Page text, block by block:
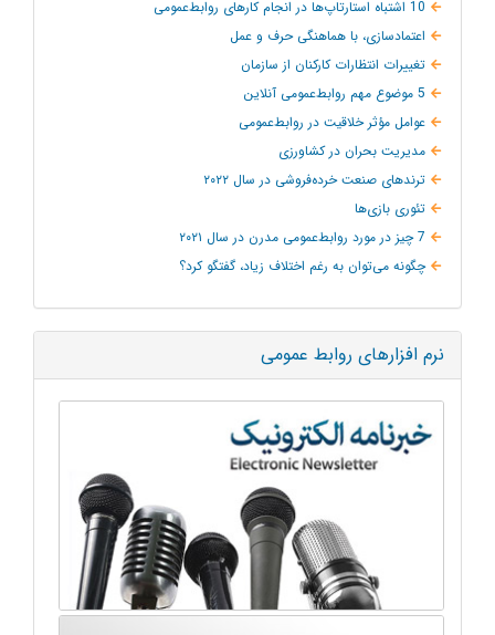
10 اشتباه استارتاپ‌ها در انجام کارهای روابط‌عمومی
اعتمادسازی، با هماهنگی حرف و عمل
تغییرات انتظارات کارکنان از سازمان
5 موضوع مهم روابط‌عمومی آنلاین
عوامل مؤثر خلاقیت در روابط‌عمومی
مدیریت بحران در کشاورزی
ترند‌های صنعت خرده‌فروشی در سال ۲۰۲۲
تئوری بازی‌ها
7 چیز در مورد روابط‌عمومی مدرن در سال ۲۰۲۱
چگونه می‌توان به‌ رغم اختلاف زیاد، گفتگو کرد؟
نرم افزارهای روابط عمومی